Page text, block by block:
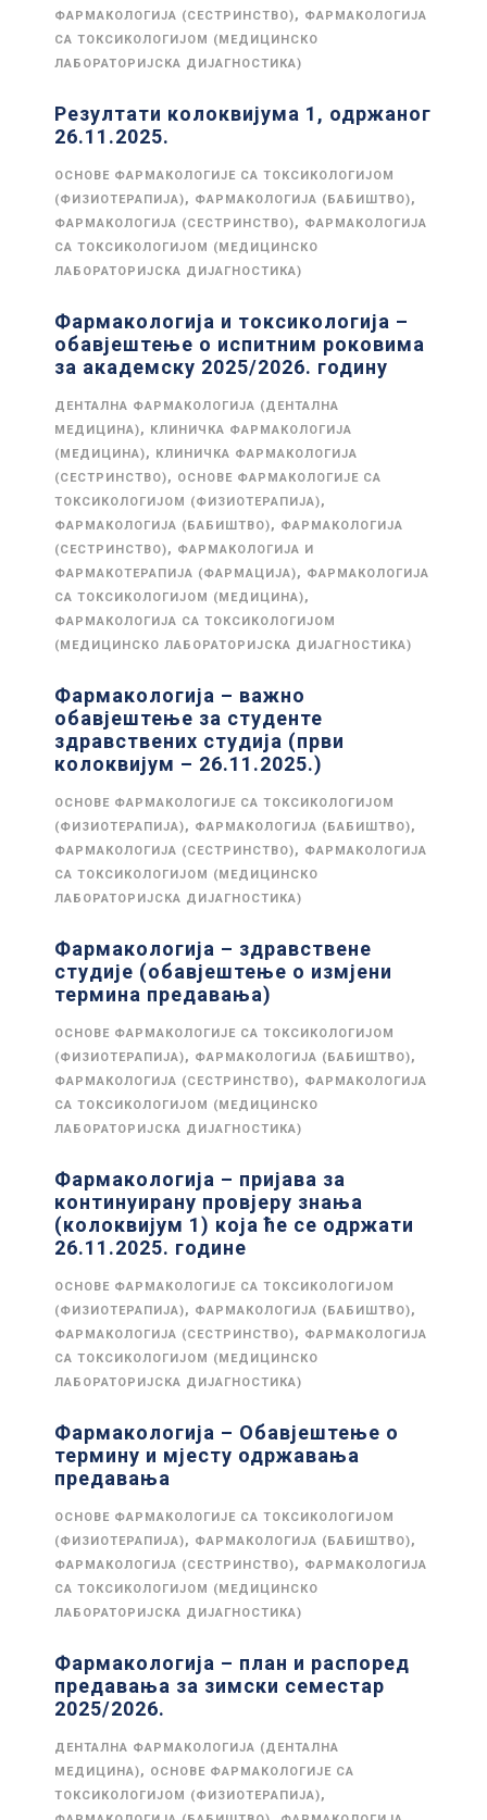
ФАРМАКОЛОГИЈА (СЕСТРИНСТВО), ФАРМАКОЛОГИЈА
СА ТОКСИКОЛОГИЈОМ (МЕДИЦИНСКО
ЛАБОРАТОРИЈСКА ДИЈАГНОСТИКА)
Резултати колоквијума 1, одржаног
26.11.2025.
ОСНОВЕ ФАРМАКОЛОГИЈЕ СА ТОКСИКОЛОГИЈОМ
(ФИЗИОТЕРАПИЈА), ФАРМАКОЛОГИЈА (БАБИШТВО),
ФАРМАКОЛОГИЈА (СЕСТРИНСТВО), ФАРМАКОЛОГИЈА
СА ТОКСИКОЛОГИЈОМ (МЕДИЦИНСКО
ЛАБОРАТОРИЈСКА ДИЈАГНОСТИКА)
Фармакологија и токсикологија –
обавјештење о испитним роковима
за академску 2025/2026. годину
ДЕНТАЛНА ФАРМАКОЛОГИЈА (ДЕНТАЛНА
МЕДИЦИНА), КЛИНИЧКА ФАРМАКОЛОГИЈА
(МЕДИЦИНА), КЛИНИЧКА ФАРМАКОЛОГИЈА
(СЕСТРИНСТВО), ОСНОВЕ ФАРМАКОЛОГИЈЕ СА
ТОКСИКОЛОГИЈОМ (ФИЗИОТЕРАПИЈА),
ФАРМАКОЛОГИЈА (БАБИШТВО), ФАРМАКОЛОГИЈА
(СЕСТРИНСТВО), ФАРМАКОЛОГИЈА И
ФАРМАКОТЕРАПИЈА (ФАРМАЦИЈА), ФАРМАКОЛОГИЈА
СА ТОКСИКОЛОГИЈОМ (МЕДИЦИНА),
ФАРМАКОЛОГИЈА СА ТОКСИКОЛОГИЈОМ
(МЕДИЦИНСКО ЛАБОРАТОРИЈСКА ДИЈАГНОСТИКА)
Фармакологија – важно
обавјештење за студенте
здравствених студија (први
колоквијум – 26.11.2025.)
ОСНОВЕ ФАРМАКОЛОГИЈЕ СА ТОКСИКОЛОГИЈОМ
(ФИЗИОТЕРАПИЈА), ФАРМАКОЛОГИЈА (БАБИШТВО),
ФАРМАКОЛОГИЈА (СЕСТРИНСТВО), ФАРМАКОЛОГИЈА
СА ТОКСИКОЛОГИЈОМ (МЕДИЦИНСКО
ЛАБОРАТОРИЈСКА ДИЈАГНОСТИКА)
Фармакологија – здравствене
студије (обавјештење о измјени
термина предавања)
ОСНОВЕ ФАРМАКОЛОГИЈЕ СА ТОКСИКОЛОГИЈОМ
(ФИЗИОТЕРАПИЈА), ФАРМАКОЛОГИЈА (БАБИШТВО),
ФАРМАКОЛОГИЈА (СЕСТРИНСТВО), ФАРМАКОЛОГИЈА
СА ТОКСИКОЛОГИЈОМ (МЕДИЦИНСКО
ЛАБОРАТОРИЈСКА ДИЈАГНОСТИКА)
Фармакологија – пријава за
континуирану провјеру знања
(колоквијум 1) која ће се одржати
26.11.2025. године
ОСНОВЕ ФАРМАКОЛОГИЈЕ СА ТОКСИКОЛОГИЈОМ
(ФИЗИОТЕРАПИЈА), ФАРМАКОЛОГИЈА (БАБИШТВО),
ФАРМАКОЛОГИЈА (СЕСТРИНСТВО), ФАРМАКОЛОГИЈА
СА ТОКСИКОЛОГИЈОМ (МЕДИЦИНСКО
ЛАБОРАТОРИЈСКА ДИЈАГНОСТИКА)
Фармакологија – Обавјештење о
термину и мјесту одржавања
предавања
ОСНОВЕ ФАРМАКОЛОГИЈЕ СА ТОКСИКОЛОГИЈОМ
(ФИЗИОТЕРАПИЈА), ФАРМАКОЛОГИЈА (БАБИШТВО),
ФАРМАКОЛОГИЈА (СЕСТРИНСТВО), ФАРМАКОЛОГИЈА
СА ТОКСИКОЛОГИЈОМ (МЕДИЦИНСКО
ЛАБОРАТОРИЈСКА ДИЈАГНОСТИКА)
Фармакологија – план и распоред
предавања за зимски семестар
2025/2026.
ДЕНТАЛНА ФАРМАКОЛОГИЈА (ДЕНТАЛНА
МЕДИЦИНА), ОСНОВЕ ФАРМАКОЛОГИЈЕ СА
ТОКСИКОЛОГИЈОМ (ФИЗИОТЕРАПИЈА),